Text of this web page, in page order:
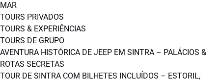
MAR
TOURS PRIVADOS
TOURS & EXPERIÊNCIAS
TOURS DE GRUPO
AVENTURA HISTÓRICA DE JEEP EM SINTRA – PALÁCIOS &
ROTAS SECRETAS
TOUR DE SINTRA COM BILHETES INCLUÍDOS – ESTORIL,